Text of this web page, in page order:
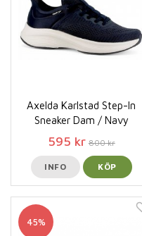
Axelda Karlstad Step-In
Sneaker Dam / Navy
595 kr 800 kr
INFO KÖP
45%